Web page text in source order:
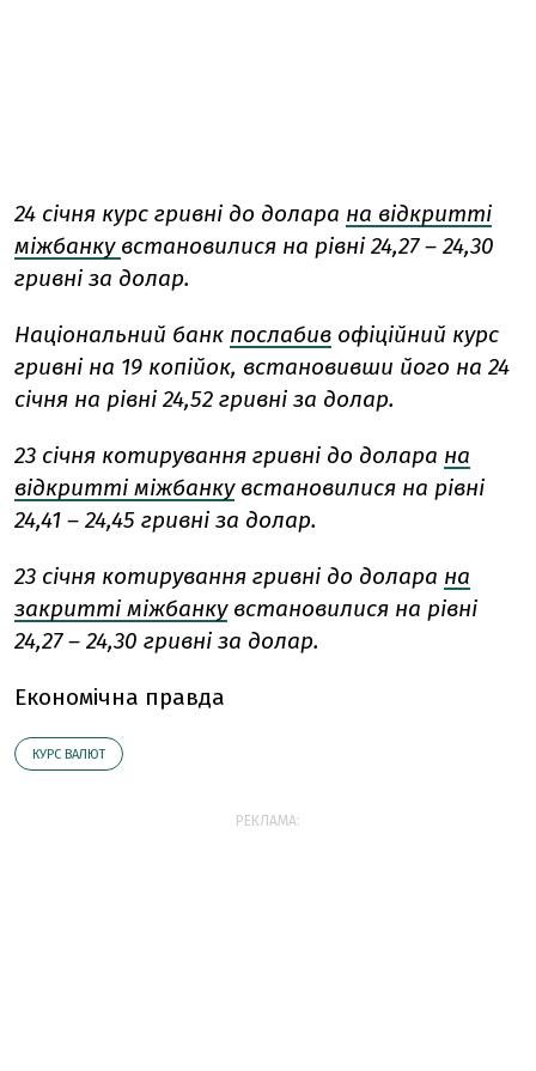
24 січня курс гривні до долара на відкритті
міжбанку встановилися на рівні 24,27 – 24,30
гривні за долар.
Національний банк послабив офіційний курс
гривні на 19 копійок, встановивши його на 24
січня на рівні 24,52 гривні за долар.
23 січня котирування гривні до долара на
відкритті міжбанкувстановилися на рівні
24,41 – 24,45 гривні за долар.
23 січня котирування гривні до долара на
закритті міжбанкувстановилися на рівні
24,27 – 24,30 гривні за долар.
Економічна правда
КУРС ВАЛЮТ
РЕКЛАМА: